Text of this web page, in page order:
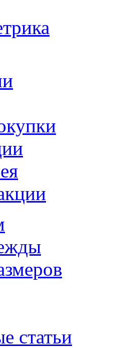
статьи